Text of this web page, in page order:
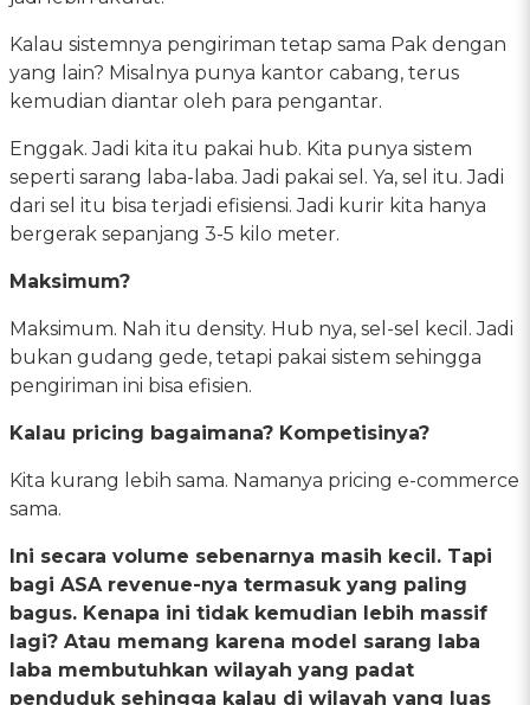
Kalau sistemnya pengiriman tetap sama Pak dengan
yang lain? Misalnya punya kantor cabang, terus
kemudian diantar oleh para pengantar.
Enggak. Jadi kita itu pakai hub. Kita punya sistem
seperti sarang laba-laba. Jadi pakai sel. Ya, sel itu. Jadi
dari sel itu bisa terjadi efisiensi. Jadi kurir kita hanya
bergerak sepanjang 3-5 kilo meter.
Maksimum?
Maksimum. Nah itu density. Hub nya, sel-sel kecil. Jadi
bukan gudang gede, tetapi pakai sistem sehingga
pengiriman ini bisa efisien.
Kalau pricing bagaimana? Kompetisinya?
Kita kurang lebih sama. Namanya pricing e-commerce
sama.
Ini secara volume sebenarnya masih kecil. Tapi
bagi ASA revenue-nya termasuk yang paling
bagus. Kenapa ini tidak kemudian lebih massif
lagi? Atau memang karena model sarang laba
laba membutuhkan wilayah yang padat
penduduk sehingga kalau di wilayah yang luas